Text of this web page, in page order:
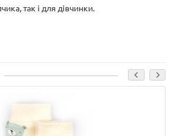
так і для дівчинки.